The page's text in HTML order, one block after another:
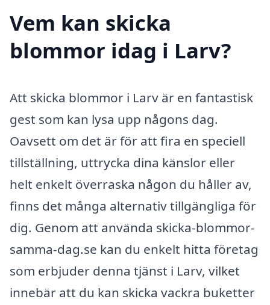
Vem kan skicka
blommor idag i Larv?
Att skicka blommor i Larv är en fantastisk
gest som kan lysa upp någons dag.
Oavsett om det är för att fira en speciell
tillställning, uttrycka dina känslor eller
helt enkelt överraska någon du håller av,
finns det många alternativ tillgängliga för
dig. Genom att använda skicka-blommor-
samma-dag.se kan du enkelt hitta företag
som erbjuder denna tjänst i Larv, vilket
innebär att du kan skicka vackra buketter